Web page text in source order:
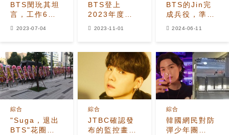
BTS閔玧其坦
言，工作6年
2023-07-04
BTS登上
2023年度娛
newjeans第
2023-11-01
BTS的Jin完
成兵役，準備
2024-06-11
"Suga，退出
BTS"花圈抗
綜合
JTBC確認發
布的監控畫面
綜合
韓國網民對防
彈少年團
綜合